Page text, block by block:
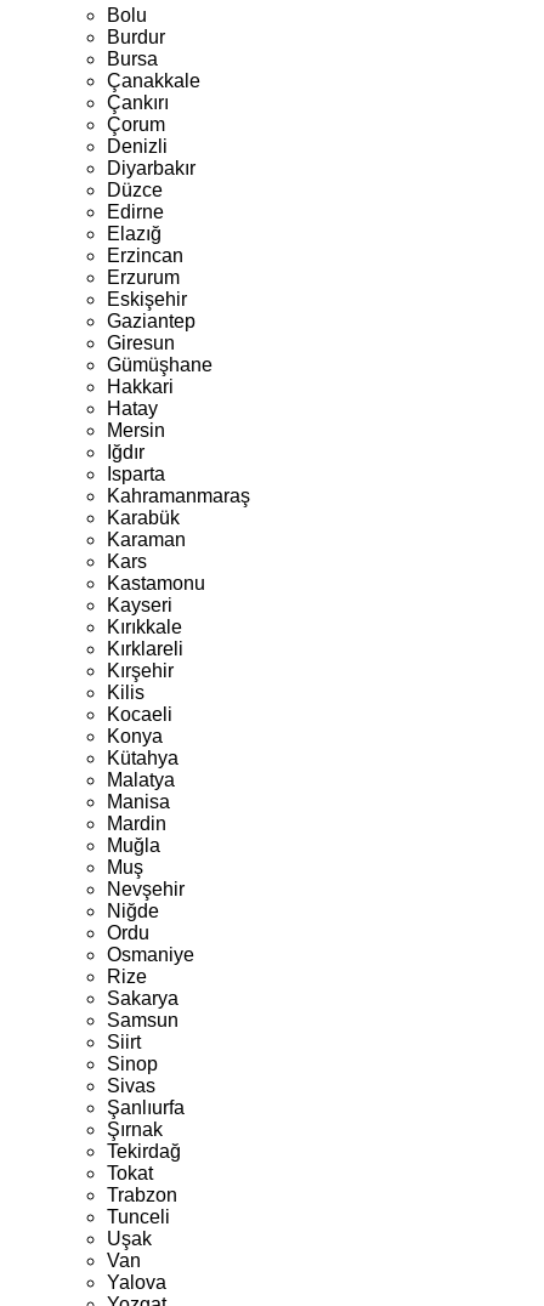
Bolu
Burdur
Bursa
Çanakkale
Çankırı
Çorum
Denizli
Diyarbakır
Düzce
Edirne
Elazığ
Erzincan
Erzurum
Eskişehir
Gaziantep
Giresun
Gümüşhane
Hakkari
Hatay
Mersin
Iğdır
Isparta
Kahramanmaraş
Karabük
Karaman
Kars
Kastamonu
Kayseri
Kırıkkale
Kırklareli
Kırşehir
Kilis
Kocaeli
Konya
Kütahya
Malatya
Manisa
Mardin
Muğla
Muş
Nevşehir
Niğde
Ordu
Osmaniye
Rize
Sakarya
Samsun
Siirt
Sinop
Sivas
Şanlıurfa
Şırnak
Tekirdağ
Tokat
Trabzon
Tunceli
Uşak
Van
Yalova